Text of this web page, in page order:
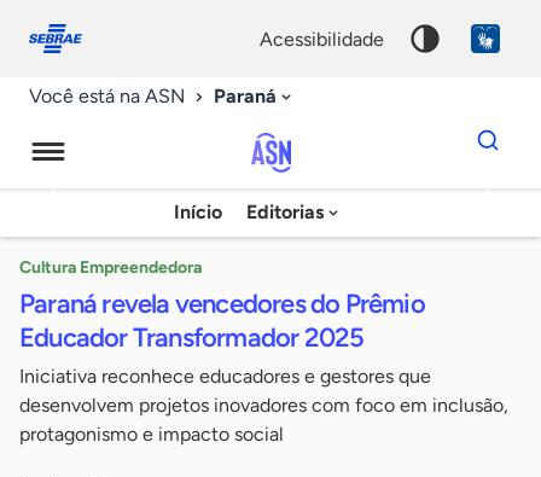
conosco
acessibilidade
Você está na ASN Paraná
Agência
Sebrae
Notícias
Início Editorias
Dados
para
chave
Cultura Empreendedora
Paraná revela vencedores do Prêmio
Educador Transformador 2025
Iniciativa reconhece educadores e gestores que
desenvolvem projetos inovadores com foco em inclusão,
protagonismo e impacto social